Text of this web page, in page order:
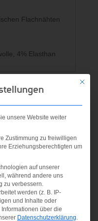
Flachnähten
4% Elasthan
Mit
unsere Website weiter
Zustimmung zu freiwilligen
Erziehungsberechtigten um
auf unserer
während andere uns
zu verbessern.
werden (z. B. IP-
und Inhalte oder
Informationen über die
Datenschutzerklärung.